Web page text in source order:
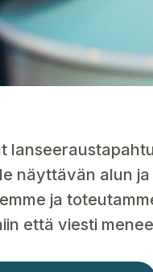
näyttävän alun
ja
että viesti